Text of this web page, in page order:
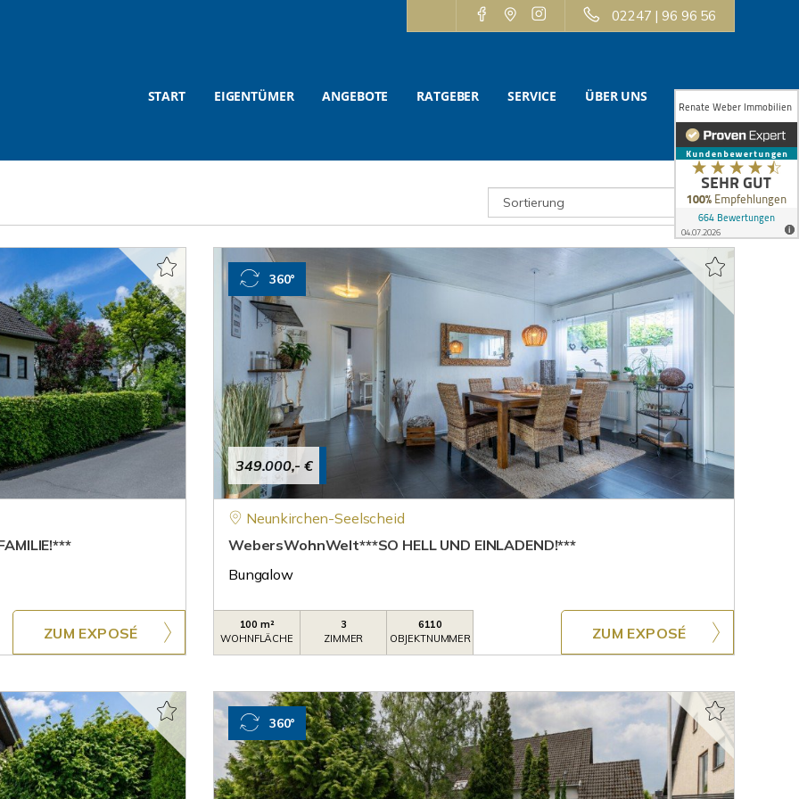
02247 | 96 96 56
START EIGENTÜMER ANGEBOTE RATGEBER SERVICE ÜBER UNS KONTAKT
ZUM EXPOSÉ
349.000,- €
360°
Neunkirchen-Seelscheid
WebersWohnWelt***SO HELL UND EINLADEND!***
Bungalow
100 m²
WOHNFLÄCHE
3
ZIMMER
6110
OBJEKTNUMMER
ZUM EXPOSÉ
360°